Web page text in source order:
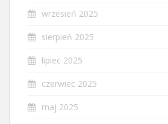
wrzesień 2025
sierpień 2025
lipiec 2025
czerwiec 2025
maj 2025